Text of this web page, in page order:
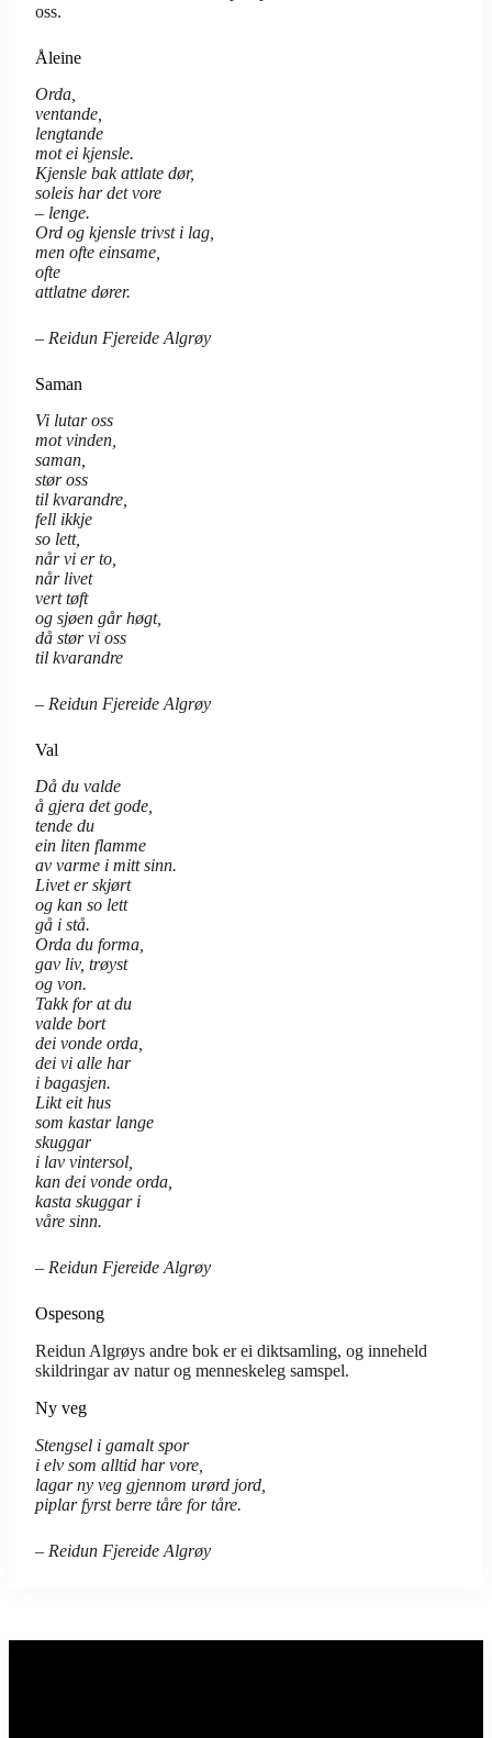
oss.
Åleine
Orda,
ventande,
lengtande
mot ei kjensle.
Kjensle bak attlate dør,
soleis har det vore
– lenge.
Ord og kjensle trivst i lag,
men ofte einsame,
ofte
attlatne dører.
– Reidun Fjereide Algrøy
Saman
Vi lutar oss
mot vinden,
saman,
stør oss
til kvarandre,
fell ikkje
so lett,
når vi er to,
når livet
vert tøft
og sjøen går høgt,
då stør vi oss
til kvarandre
– Reidun Fjereide Algrøy
Val
Då du valde
å gjera det gode,
tende du
ein liten flamme
av varme i mitt sinn.
Livet er skjørt
og kan so lett
gå i stå.
Orda du forma,
gav liv, trøyst
og von.
Takk for at du
valde bort
dei vonde orda,
dei vi alle har
i bagasjen.
Likt eit hus
som kastar lange
skuggar
i lav vintersol,
kan dei vonde orda,
kasta skuggar i
våre sinn.
– Reidun Fjereide Algrøy
Ospesong
Reidun Algrøys andre bok er ei diktsamling, og inneheld
skildringar av natur og menneskeleg samspel.
Ny veg
Stengsel i gamalt spor
i elv som alltid har vore,
lagar ny veg gjennom urørd jord,
piplar fyrst berre tåre for tåre.
– Reidun Fjereide Algrøy